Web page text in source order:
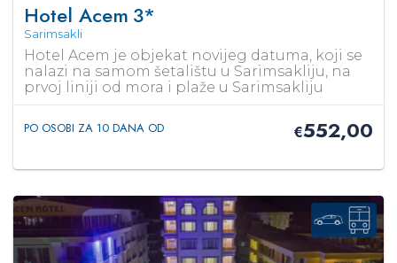
Hotel Acem 3*
Sarimsakli
Hotel Acem je objekat novijeg datuma, koji se
nalazi na samom šetalištu u Sarimsakliju, na
prvoj liniji od mora i plaže u Sarimsakliju
PO OSOBI ZA 10 DANA OD €552,00